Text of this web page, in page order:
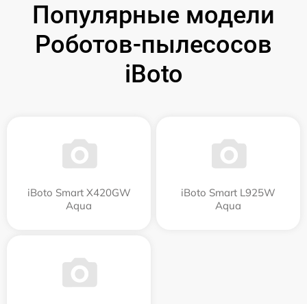
Популярные модели
Роботов-пылесосов
iBoto
iBoto Smart Х420GW
Aqua
iBoto Smart L925W
Aqua